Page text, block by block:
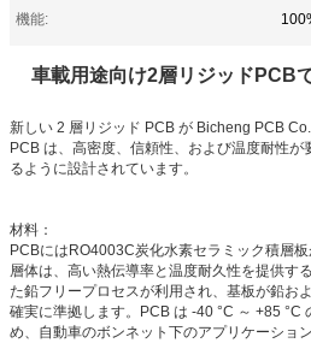
機能:
車載用途向け2層リジッドPCB
新しい 2 層リジッド PCB が Bicheng PCB
PCB は、高密度、信頼性、および温度耐性
るように設計されています。
材料：
PCBにはRO4003C炭化水素セラミック積層
層体は、高い熱伝導率と温度耐久性を提供す
た鉛フリープロセスが利用され、基板が鉛お
確実に準拠します。PCB は -40 °C ～ +85 °C
め、自動車のボンネット下のアプリケーショ